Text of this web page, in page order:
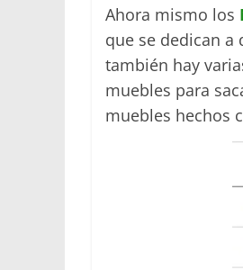
Ahora mismo los
que se dedican
también hay
muebles para
muebles hechos